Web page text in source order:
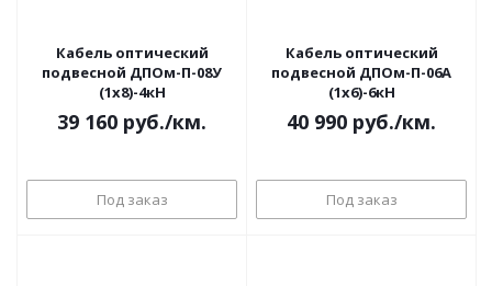
Кабель оптический
подвесной ДПОм-П-08У
(1х8)-4кН
39 160 руб./км.
Под заказ
Кабель оптический
подвесной ДПОм-П-06А
(1х6)-6кН
40 990 руб./км.
Под заказ